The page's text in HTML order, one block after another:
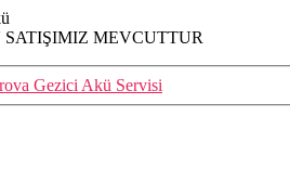
SATIŞIMIZ MEVCUTTUR
Gezici Akü Servisi